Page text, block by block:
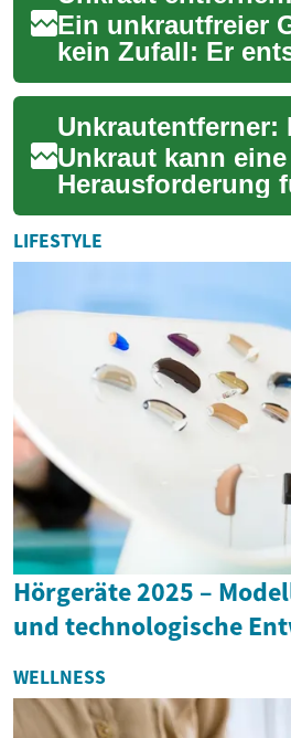
Ein unkrautfreier
kein Zufall: Er
die richtige
Vorbeugung,
gezielte...
Unkraut kann
Herausforderung
und Hausbesitzer
wächst hartnäckig
Pflasters...
LIFESTYLE
Hörgeräte 2025 –
und technologische
WELLNESS